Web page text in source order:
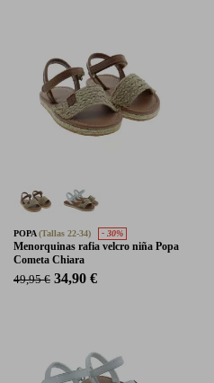
POPA(Tallas 22-34) - 30%
Menorquinas rafia velcro niña Popa
Cometa Chiara
49,95 € 34,90 €